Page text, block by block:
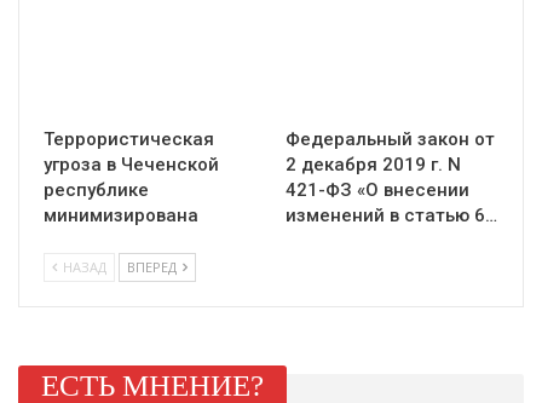
Террористическая
угроза в Чеченской
республике
минимизирована
Федеральный закон от
2 декабря 2019 г. N
421-ФЗ «О внесении
изменений в статью 6…
НАЗАД ВПЕРЕД
ЕСТЬ МНЕНИЕ?